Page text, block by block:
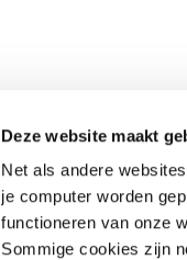
Deze website maakt
Net als andere
je computer worden
functioneren van onze
Sommige cookies zijn